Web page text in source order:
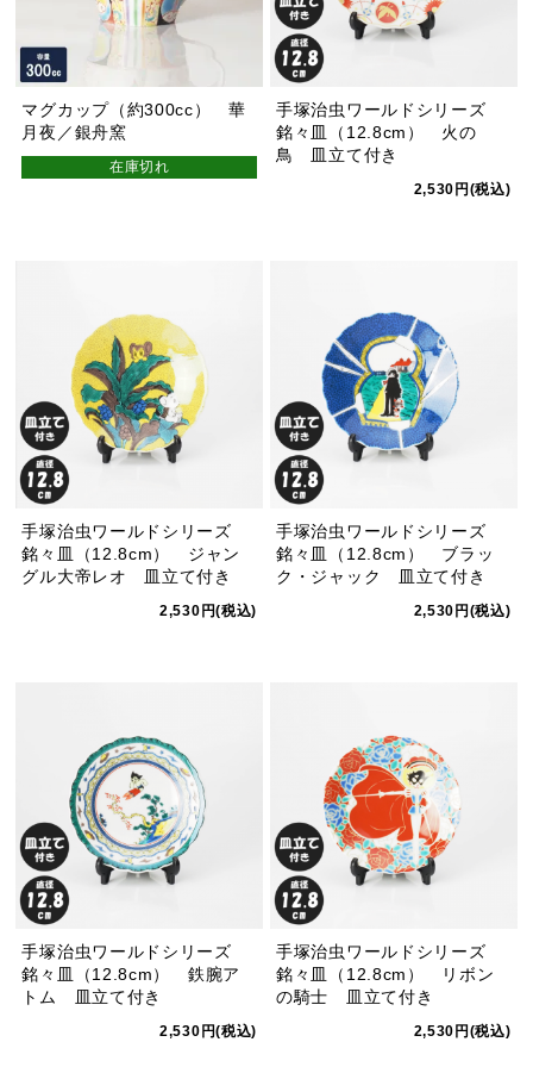
マグカップ（約300cc） 華
月夜／銀舟窯
在庫切れ
手塚治虫ワールドシリーズ
銘々皿（12.8cm） 火の
鳥 皿立て付き
2,530円(税込)
手塚治虫ワールドシリーズ
銘々皿（12.8cm） ジャン
グル大帝レオ 皿立て付き
2,530円(税込)
手塚治虫ワールドシリーズ
銘々皿（12.8cm） ブラッ
ク・ジャック 皿立て付き
2,530円(税込)
手塚治虫ワールドシリーズ
銘々皿（12.8cm） 鉄腕ア
トム 皿立て付き
2,530円(税込)
手塚治虫ワールドシリーズ
銘々皿（12.8cm） リボン
の騎士 皿立て付き
2,530円(税込)